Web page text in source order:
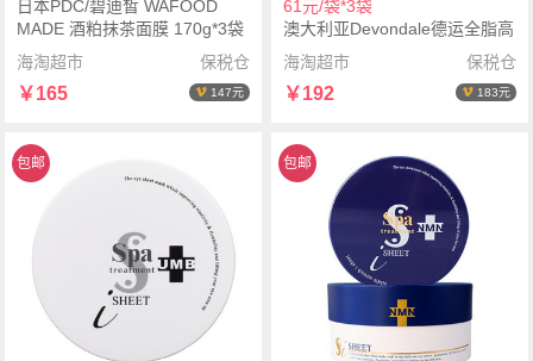
日本PDC/碧迪皙 WAFOOD
MADE 酒粕抹茶面膜 170g*3袋
海淘超市
保税仓
￥165 147元
61元/袋*3袋
澳大利亚Devondale德运全脂高
钙儿童成人奶粉1kg*3袋
海淘超市 保税仓
￥192 183元
包邮 包邮